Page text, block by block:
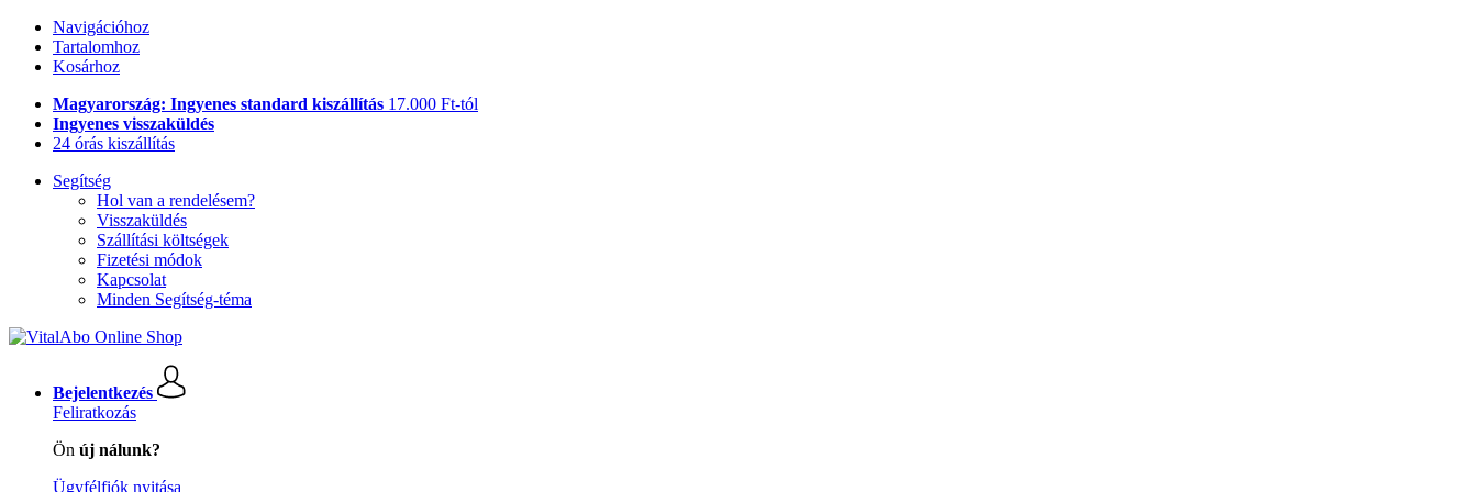
Navigációhoz
Tartalomhoz
Kosárhoz
Magyarország: Ingyenes standard kiszállítás 17.000 Ft-tól
Ingyenes visszaküldés
24 órás kiszállítás
Segítség
Hol van a rendelésem?
Visszaküldés
Szállítási költségek
Fizetési módok
Kapcsolat
Minden Segítség-téma
Bejelentkezés
Feliratkozás
Ön új nálunk?
Ügyfélfiók nyitása